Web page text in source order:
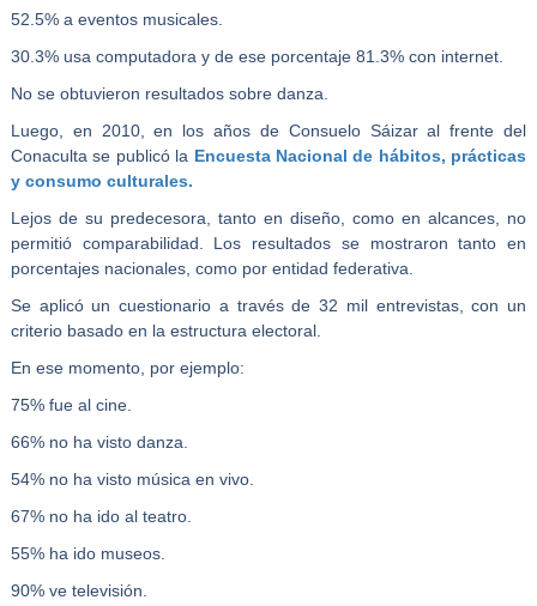
52.5% a eventos musicales.
30.3% usa computadora y de ese porcentaje 81.3% con internet.
No se obtuvieron resultados sobre danza.
Luego, en 2010, en los años de Consuelo Sáizar al frente del
Conaculta se publicó la Encuesta Nacional de hábitos, prácticas
y consumo culturales.
Lejos de su predecesora, tanto en diseño, como en alcances, no
permitió comparabilidad. Los resultados se mostraron tanto en
porcentajes nacionales, como por entidad federativa.
Se aplicó un cuestionario a través de 32 mil entrevistas, con un
criterio basado en la estructura electoral.
En ese momento, por ejemplo:
75% fue al cine.
66% no ha visto danza.
54% no ha visto música en vivo.
67% no ha ido al teatro.
55% ha ido museos.
90% ve televisión.